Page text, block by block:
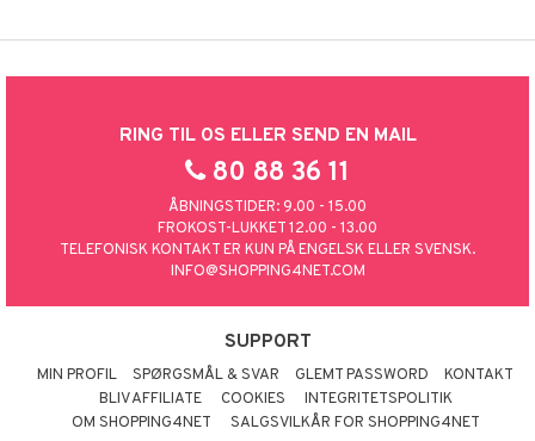
RING TIL OS ELLER SEND EN MAIL
80 88 36 11
ÅBNINGSTIDER: 9.00 - 15.00
FROKOST-LUKKET 12.00 - 13.00
TELEFONISK KONTAKT ER KUN PÅ ENGELSK ELLER SVENSK.
INFO@SHOPPING4NET.COM
SUPPORT
MIN PROFIL SPØRGSMÅL & SVAR GLEMT PASSWORD
KONTAKT
BLIV AFFILIATE
COOKIES
INTEGRITETSPOLITIK
OM SHOPPING4NET
SALGSVILKÅR FOR SHOPPING4NET